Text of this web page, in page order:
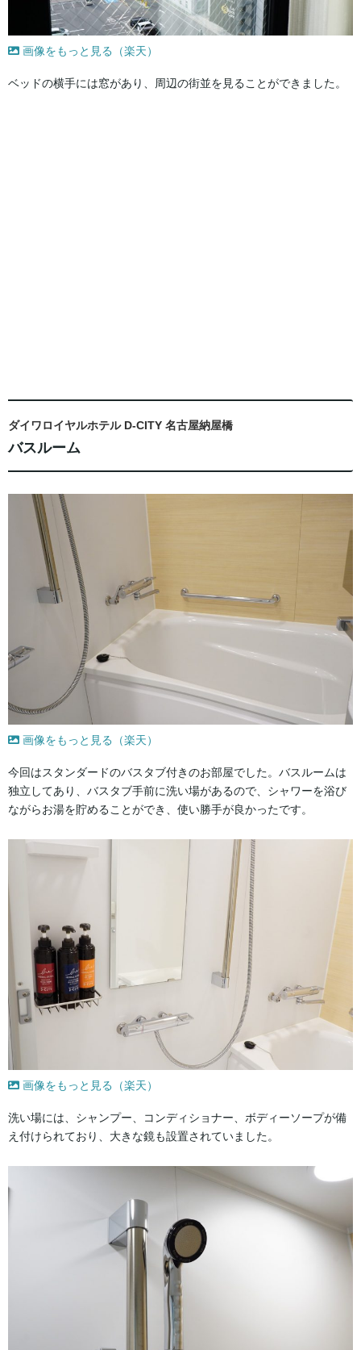
画像をもっと見る（楽天）
ベッドの横手には窓があり、周辺の街並を見ることができました。
ダイワロイヤルホテル D-CITY 名古屋納屋橋
バスルーム
画像をもっと見る（楽天）
今回はスタンダードのバスタブ付きのお部屋でした。バスルームは
独立してあり、バスタブ手前に洗い場があるので、シャワーを浴び
ながらお湯を貯めることができ、使い勝手が良かったです。
画像をもっと見る（楽天）
洗い場には、シャンプー、コンディショナー、ボディーソープが備
え付けられており、大きな鏡も設置されていました。